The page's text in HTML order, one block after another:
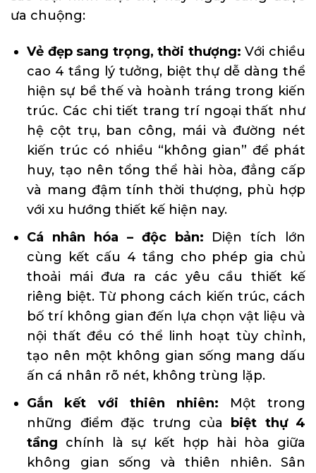
ưa chuộng:
Vẻ đẹp sang trọng, thời thượng:Với chiều
cao 4 tầng lý tưởng, biệt thự dễ dàng thể
hiện sự bề thế và hoành tráng trong kiến
trúc. Các chi tiết trang trí ngoại thất như
hệ cột trụ, ban công, mái và đường nét
kiến trúc có nhiều “không gian” để phát
huy, tạo nên tổng thể hài hòa, đẳng cấp
và mang đậm tính thời thượng, phù hợp
với xu hướng thiết kế hiện nay.
Cá nhân hóa – độc bản: Diện tích lớn
cùng kết cấu 4 tầng cho phép gia chủ
thoải mái đưa ra các yêu cầu thiết kế
riêng biệt. Từ phong cách kiến trúc, cách
bố trí không gian đến lựa chọn vật liệu và
nội thất đều có thể linh hoạt tùy chỉnh,
tạo nên một không gian sống mang dấu
ấn cá nhân rõ nét, không trùng lặp.
Gắn kết với thiên nhiên: Một trong
những điểm đặc trưng của biệt thự 4
tầng chính là sự kết hợp hài hòa giữa
không gian sống và thiên nhiên. Sân